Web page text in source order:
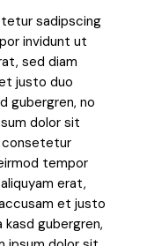
sadipscing
invidunt ut
sed diam
justo duo
gubergren, no
dolor sit
consetetur
tempor
erat,
et justo
gubergren,